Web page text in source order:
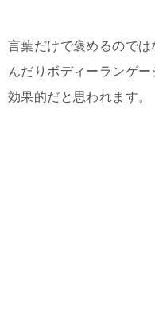
言葉だけで褒めるので
んだりボディーランゲ
効果的だと思われます。